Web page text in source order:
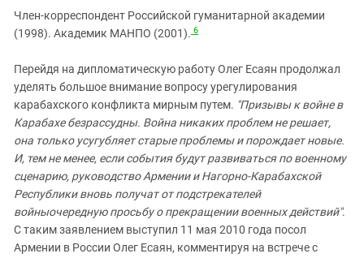
Член-корреспондент Российской гуманитарной академии
(1998). Академик МАНПО (2001). 6
Перейдя на дипломатическую работу Олег Есаян продолжал
уделять большое внимание вопросу урегулирования
карабахского конфликта мирным путем. "Призывы к войне в
Карабахе безрассудны. Война никаких проблем не решает,
она только усугубляет старые проблемы и порождает новые.
И, тем не менее, если события будут развиваться по военному
сценарию, руководство Армении и Нагорно-Карабахской
Республики вновь получат от подстрекателей
войныочередную просьбу о прекращении военных действий".
С таким заявлением выступил 11 мая 2010 года посол
Армении в России Олег Есаян, комментируя на встрече с